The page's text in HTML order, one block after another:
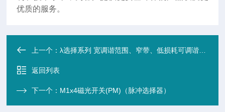
优质的服务。
上一个：λ选择系列 宽调谐范围、窄带、低损耗可调谐光滤波器
返回列表
下一个： M1x4磁光开关(PM)（脉冲选择器）